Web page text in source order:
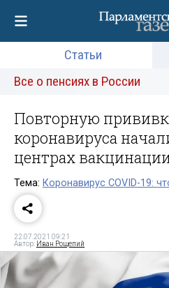
Статьи
Все о пенсиях в России
Повторную
коронавируса
центрах
Тема: Коронавирус COVID-19:
22.07.2021 09:21
Автор: Иван Рощепий